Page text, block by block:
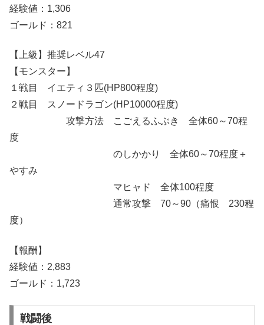
経験値：1,306
ゴールド：821
【上級】推奨レベル47
【モンスター】
１戦目 イエティ３匹(HP800程度)
２戦目 スノードラゴン(HP10000程度)
攻撃方法 こごえるふぶき 全体60～70程
度
のしかかり 全体60～70程度＋
やすみ
マヒャド 全体100程度
通常攻撃 70～90（痛恨 230程
度）
【報酬】
経験値：2,883
ゴールド：1,723
戦闘後